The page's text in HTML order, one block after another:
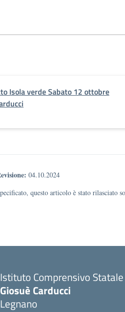
Isola verde Sabato 12 ottobre
04.10.2024
questo articolo è stato
Istituto Comprensivo Statale
Giosuè Carducci
Legnano